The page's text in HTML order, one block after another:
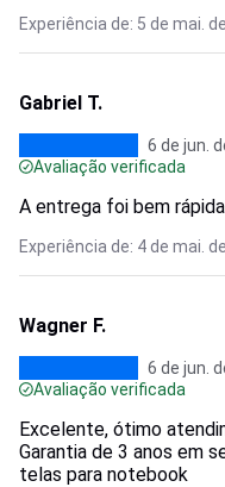
Experiência de: 5 de mai.
Gabriel T.
6 de jun.
Avaliação verificada
A entrega foi bem
Experiência de: 4 de mai.
Wagner F.
6 de jun.
Avaliação verificada
Excelente, ótimo
Garantia de 3 anos em
telas para notebook